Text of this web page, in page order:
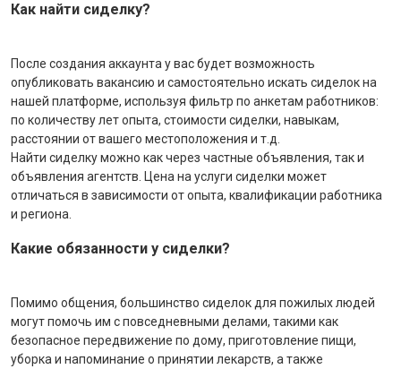
Как найти сиделку?
После создания аккаунта у вас будет возможность
опубликовать вакансию и самостоятельно искать сиделок на
нашей платформе, используя фильтр по анкетам работников:
по количеству лет опыта, стоимости сиделки, навыкам,
расстоянии от вашего местоположения и т.д.
Найти сиделку можно как через частные объявления, так и
объявления агентств. Цена на услуги сиделки может
отличаться в зависимости от опыта, квалификации работника
и региона.
Какие обязанности у сиделки?
Помимо общения, большинство сиделок для пожилых людей
могут помочь им с повседневными делами, такими как
безопасное передвижение по дому, приготовление пищи,
уборка и напоминание о принятии лекарств, а также